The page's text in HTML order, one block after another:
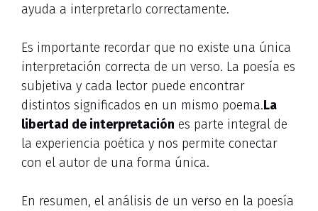
ayuda a interpretarlo correctamente.
Es importante recordar que no existe una única
interpretación correcta de un verso. La poesía es
subjetiva y cada lector puede encontrar
distintos significados en un mismo poema.La
libertad de interpretación es parte integral de
la experiencia poética y nos permite conectar
con el autor de una forma única.
En resumen, el análisis de un verso en la poesía